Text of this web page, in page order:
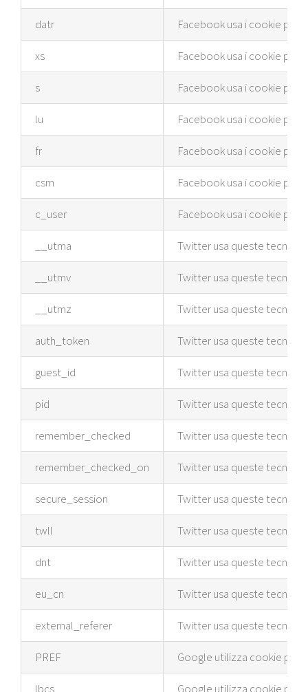
datr Facebook usa i cookie per
xs Facebook usa i cookie per
s Facebook usa i cookie per
lu Facebook usa i cookie per
fr Facebook usa i cookie per
csm Facebook usa i cookie per
c_user Facebook usa i cookie per
__utma Twitter usa queste
__utmv Twitter usa queste
__utmz Twitter usa queste
auth_token Twitter usa queste
guest_id Twitter usa queste
pid Twitter usa queste
remember_checked Twitter usa queste
remember_checked_on Twitter usa queste
secure_session Twitter usa queste
twll Twitter usa queste
dnt Twitter usa queste
eu_cn Twitter usa queste
external_referer Twitter usa queste
PREF Google utilizza cookie per
lbcs Google utilizza cookie per